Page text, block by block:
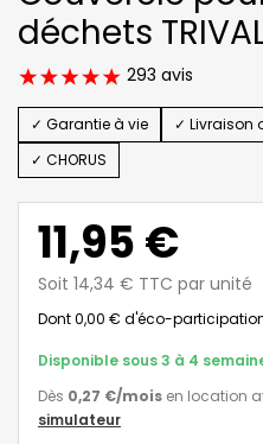
déchets
293 avis
✓ Garantie à vie ✓ Livraison
✓ CHORUS
11,95 €
Soit 14,34 € TTC par unité
Dont 0,00 € d'éco-
Disponible sous 3 à 4
Dès 0,27 €/mois en location
simulateur